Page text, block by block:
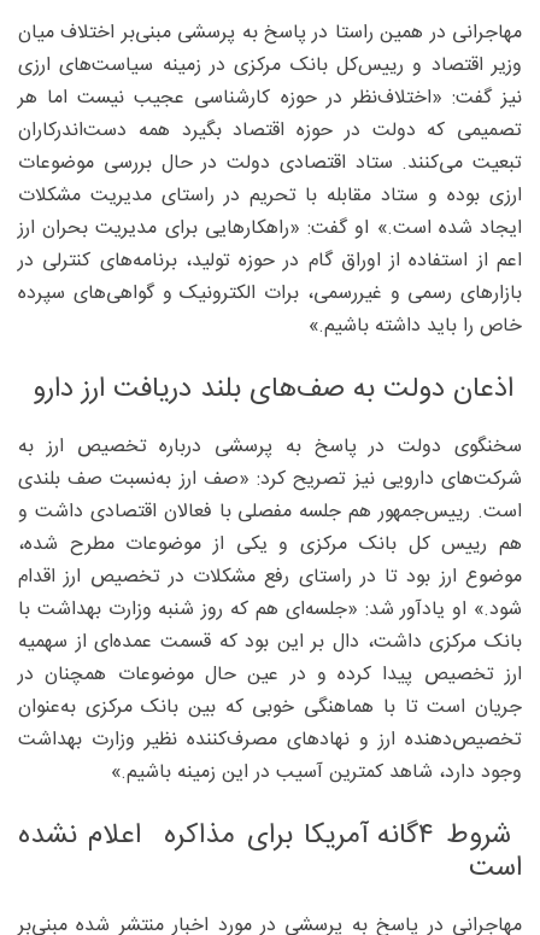
مهاجرانی در همین راستا در پاسخ به پرسشی مبنی‌بر اختلاف میان
وزیر اقتصاد و رییس‌کل بانک مرکزی در زمینه سیاست‌های ارزی
نیز گفت: «اختلاف‌نظر در حوزه کارشناسی عجیب نیست اما هر
تصمیمی که دولت در حوزه اقتصاد بگیرد همه دست‌اندرکاران
تبعیت می‌کنند. ستاد اقتصادی دولت در حال بررسی موضوعات
ارزی بوده و ستاد مقابله با تحریم در راستای مدیریت مشکلات
ایجاد شده است.» او گفت: «راهکارهایی برای مدیریت بحران ارز
اعم از استفاده از اوراق گام در حوزه تولید، برنامه‌های کنترلی در
بازارهای رسمی و غیررسمی، برات الکترونیک و گواهی‌های سپرده
خاص را باید داشته باشیم‌.»
اذعان دولت به صف‌های بلند دریافت ارز دارو
سخنگوی دولت در پاسخ به پرسشی درباره تخصیص ارز به
شرکت‌های دارویی نیز تصریح کرد: «صف ارز به‌نسبت صف بلندی
است. رییس‌جمهور هم جلسه مفصلی با فعالان اقتصادی داشت و
هم رییس کل بانک مرکزی و یکی از موضوعات مطرح شده،
موضوع ارز بود تا در راستای رفع مشکلات در تخصیص ارز اقدام
شود.» او یادآور شد: «جلسه‌ای هم که روز شنبه وزارت بهداشت با
بانک مرکزی داشت، دال بر این بود که قسمت عمده‌ای از سهمیه
ارز تخصیص پیدا کرده و در عین حال موضوعات همچنان در
جریان است تا با هماهنگی خوبی که بین بانک مرکزی به‌عنوان
تخصیص‌دهنده ارز و نهادهای مصرف‌کننده نظیر وزارت بهداشت
وجود دارد، شاهد کمترین آسیب در این زمینه باشیم.»
شروط ۴گانه آمریکا برای مذاکره اعلام نشده
است
مهاجرانی در پاسخ به پرسشی در مورد اخبار منتشر شده مبنی‌بر